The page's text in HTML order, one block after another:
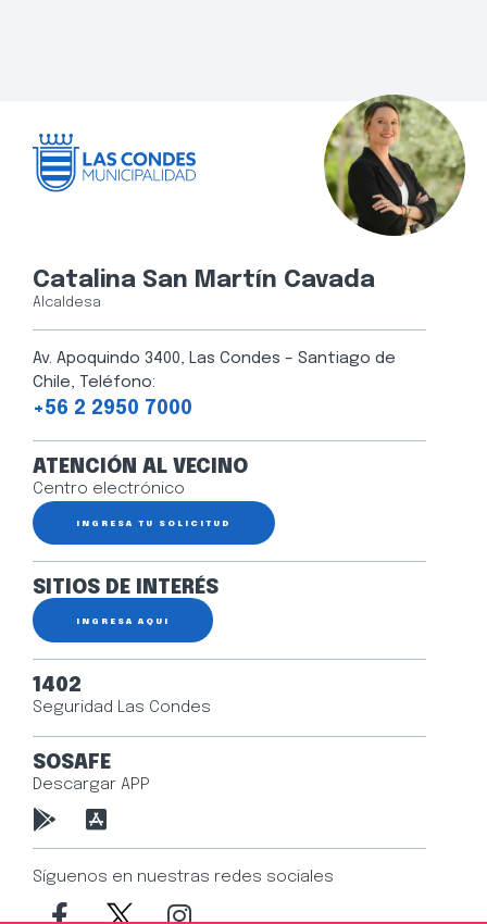
Catalina San Martín Cavada
Alcaldesa
Av. Apoquindo 3400, Las Condes – Santiago de
Chile, Teléfono:
+56 2 2950 7000
ATENCIÓN AL VECINO
Centro electrónico
INGRESA TU SOLICITUD
SITIOS DE INTERÉS
INGRESA AQUÍ
1402
Seguridad Las Condes
SOSAFE
Descargar APP
Síguenos en nuestras redes sociales